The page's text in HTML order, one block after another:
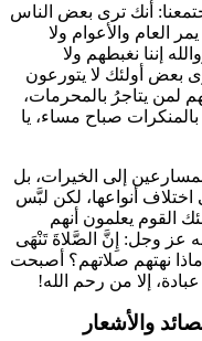
أنك ترى بعض الناس
العام والأعوام ولا
إننا نغبطهم ولا
بعض أولئك لا يتورعون
لمن يتاجرُ بالمحرمات،
صباح مساء، يا
إلى الخيرات، بل
أنواعها، لكن لبَّس
القوم يعلمون أنهم
عز وجل: إِنَّ الصَّلاةَ تَنْهَى
عن ماذا نهتهم صلاتهم؟ أصبحت
إلا من رحم الله!
والأشعار